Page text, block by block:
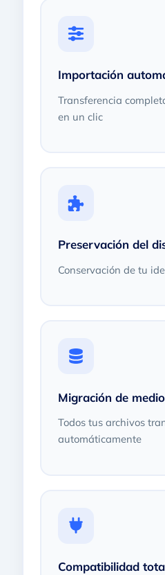
Importación
Transferencia
en un clic
Preservación del
Conservación de tu
Migración de
Todos tus archivos
automáticamente
Compatibilidad